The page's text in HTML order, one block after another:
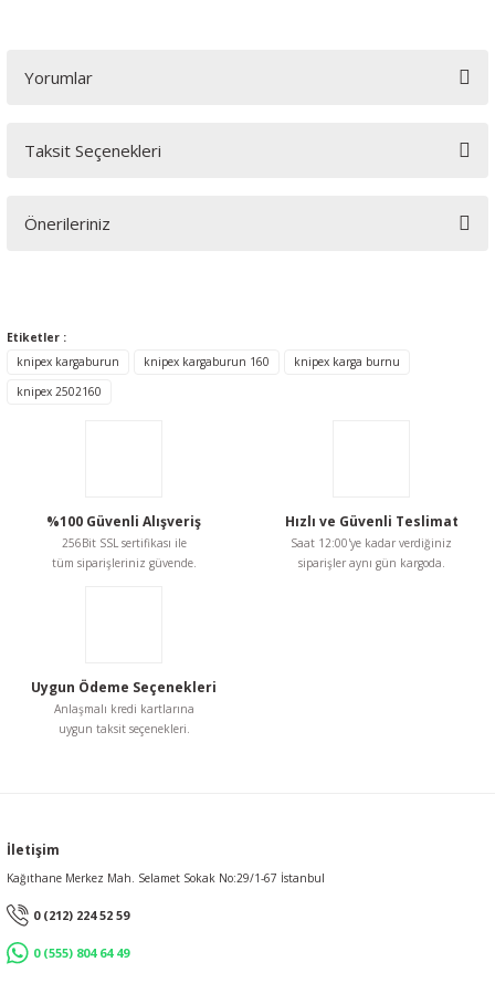
Yorumlar
Taksit Seçenekleri
Önerileriniz
Görüş ve önerileriniz için teşekkür ederiz.
Bu ürüne benzer farklı alternatifler olmalı.
Etiketler :
knipex kargaburun
knipex kargaburun 160
knipex karga burnu
knipex 2502160
%100 Güvenli Alışveriş
256Bit SSL sertifikası ile
tüm siparişleriniz güvende.
Hızlı ve Güvenli Teslimat
Saat 12:00'ye kadar verdiğiniz
siparişler aynı gün kargoda.
Uygun Ödeme Seçenekleri
Anlaşmalı kredi kartlarına
uygun taksit seçenekleri.
İletişim
Kağıthane Merkez Mah. Selamet Sokak No:29/1-67 İstanbul
0 (212) 224 52 59
0 (555) 804 64 49